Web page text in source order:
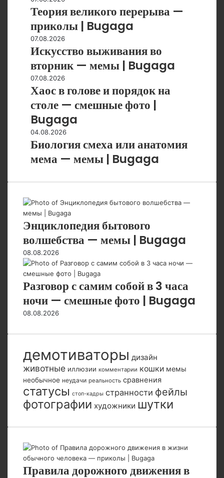
|
Bugaga
великого
перерыва
—
приколы
Теория великого перерыва —
приколы | Bugaga
Искусство
выживания
вторник
—
мемы
07.08.2026
Искусство выживания во
вторник — мемы | Bugaga
Хаос
в
и
порядок
на
столе
смешные
|
07.08.2026
Хаос в голове и порядок на
столе — смешные фото |
Bugaga
Биология
смеха
анатомия
—
|
Bugaga
04.08.2026
Биология смеха или анатомия
мема — мемы | Bugaga
Энциклопедия бытового
волшебства — мемы | Bugaga
08.08.2026
Разговор с самим собой в 3 часа
ночи — смешные фото | Bugaga
08.08.2026
демотиваторы дизайн
животные иллюзии комментарии кошки мемы
необычное неудачи реальность сравнения
статусы стоп-кадры странности фейлы
фотографии художники шутки
Правила дорожного движения в